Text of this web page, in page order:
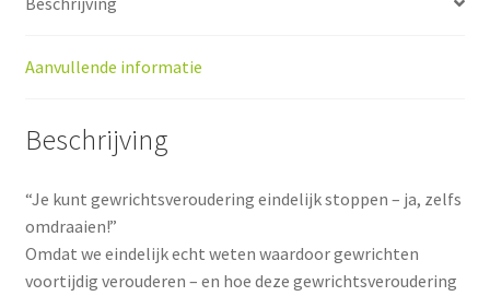
Aanvullende informatie
Beschrijving
“Je kunt gewrichtsveroudering eindelijk stoppen – ja, zelfs
omdraaien!”
Omdat we eindelijk echt weten waardoor gewrichten
voortijdig verouderen – en hoe deze gewrichtsveroudering